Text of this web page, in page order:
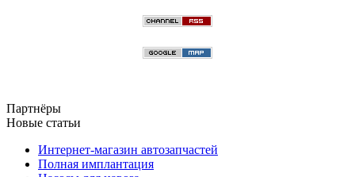
Партнёры
Новые статьи
Интернет-магазин автозапчастей
Полная имплантация